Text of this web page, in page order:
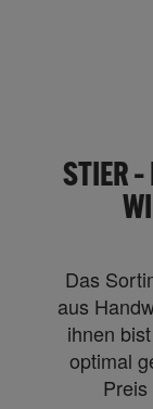
STIER
Das
aus
ihnen
optimal